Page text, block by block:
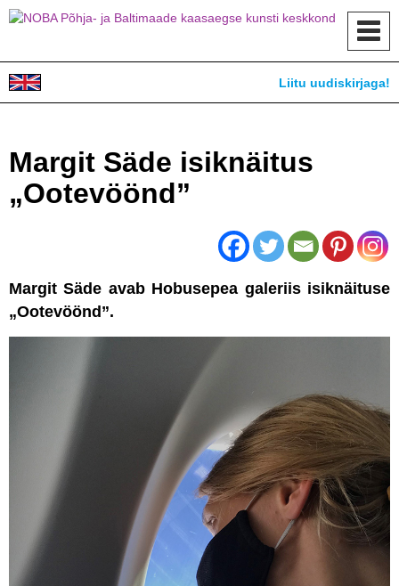
Liitu uudiskirjaga!
Margit Säde isiknäitus
„Ootevöönd”
Margit Säde avab Hobusepea galeriis isiknäituse
„Ootevöönd”.